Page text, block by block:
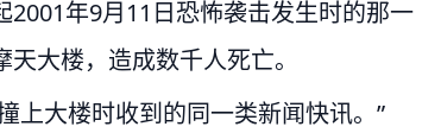
年9月11日恐怖袭击发生时的那一
大楼，造成数千人死亡。
上大楼时收到的同一类新闻快讯。”